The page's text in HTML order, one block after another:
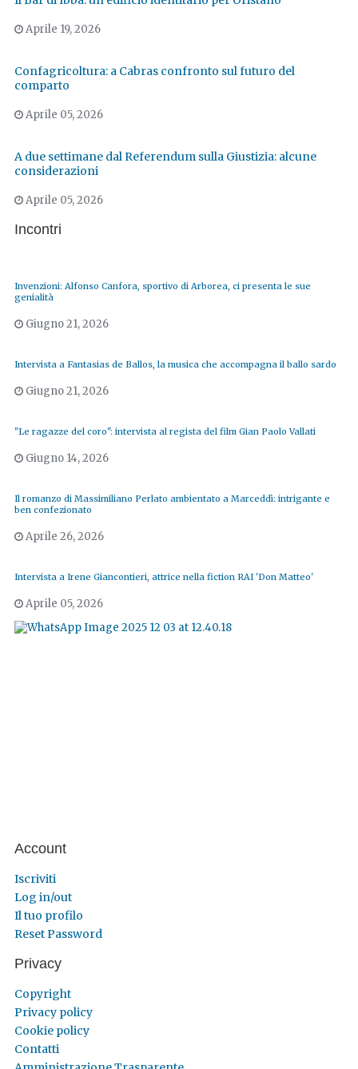
Aprile 19, 2026
Confagricoltura: a Cabras confronto sul futuro del
comparto
Aprile 05, 2026
A due settimane dal Referendum sulla Giustizia: alcune
considerazioni
Aprile 05, 2026
Incontri
Invenzioni: Alfonso Canfora, sportivo di Arborea, ci presenta le sue
genialità
Giugno 21, 2026
Intervista a Fantasias de Ballos, la musica che accompagna il ballo sardo
Giugno 21, 2026
"Le ragazze del coro": intervista al regista del film Gian Paolo Vallati
Giugno 14, 2026
Il romanzo di Massimiliano Perlato ambientato a Marceddì: intrigante e
ben confezionato
Aprile 26, 2026
Intervista a Irene Giancontieri, attrice nella fiction RAI 'Don Matteo'
Aprile 05, 2026
Account
Iscriviti
Log in/out
Il tuo profilo
Reset Password
Privacy
Copyright
Privacy policy
Cookie policy
Contatti